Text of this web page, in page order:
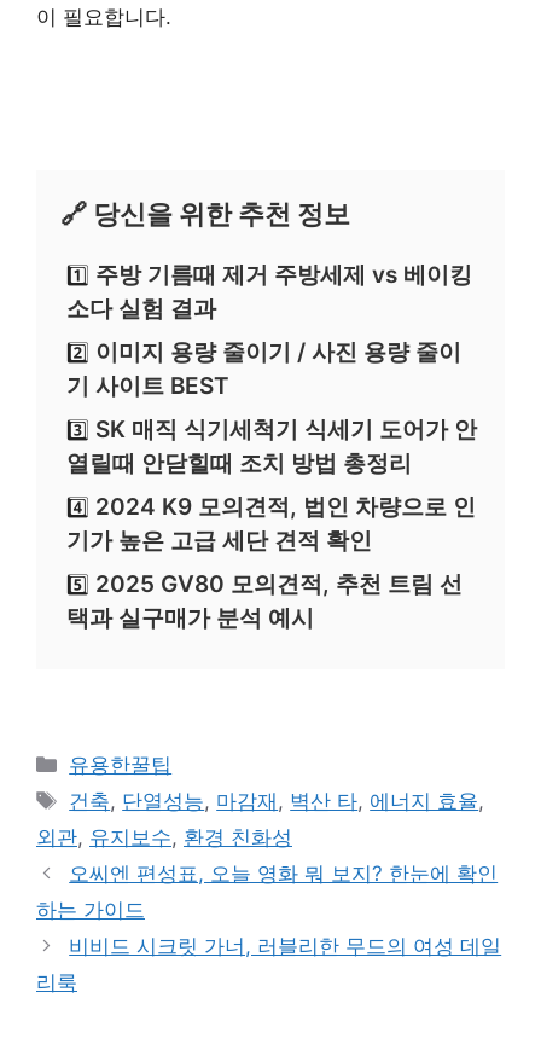
이 필요합니다.
🔗 당신을 위한 추천 정보
1️⃣ 주방 기름때 제거 주방세제 vs 베이킹
소다 실험 결과
2️⃣ 이미지 용량 줄이기 / 사진 용량 줄이
기 사이트 BEST
3️⃣ SK 매직 식기세척기 식세기 도어가 안
열릴때 안닫힐때 조치 방법 총정리
4️⃣ 2024 K9 모의견적, 법인 차량으로 인
기가 높은 고급 세단 견적 확인
5️⃣ 2025 GV80 모의견적, 추천 트림 선
택과 실구매가 분석 예시
카
테
리
유용한꿀팁
태
그
건축, 단열성능, 마감재 , 벽산 타, 에너지 효율,
외관, 유지보수, 환경 친화성
오씨엔 편성표, 오늘 영화 뭐 보지? 한눈에 확인
하는 가이드
비비드 시크릿 가너, 러블리한 무드의 여성 데일
리룩